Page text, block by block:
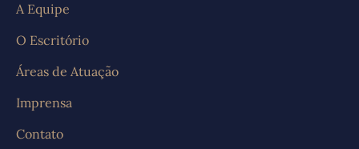
A Equipe
O Escritório
Áreas de Atuação
Imprensa
Contato